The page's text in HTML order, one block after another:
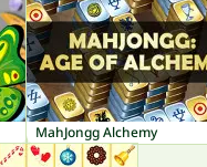
MahJongg Alchemy